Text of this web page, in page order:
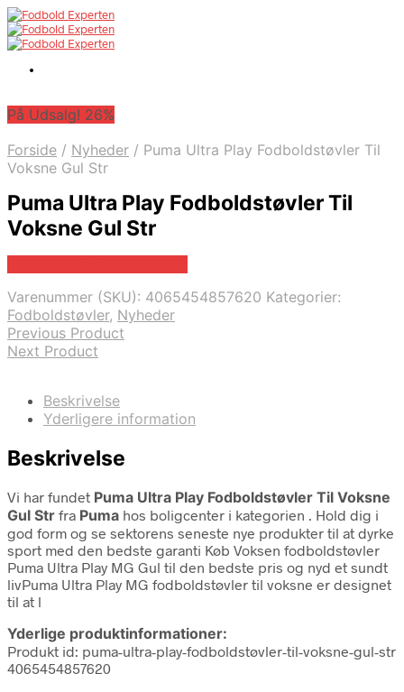
På Udsalg! 26%
Forside / Nyheder / Puma Ultra Play Fodboldstøvler Til
Voksne Gul Str
Puma Ultra Play Fodboldstøvler Til
Voksne Gul Str
Varenummer (SKU): 4065454857620 Kategorier:
Fodboldstøvler, Nyheder
Previous Product
Next Product
Beskrivelse
Yderligere information
Beskrivelse
Vi har fundet Puma Ultra Play Fodboldstøvler Til Voksne
Gul Str fra Puma hos boligcenter i kategorien . Hold dig i
god form og se sektorens seneste nye produkter til at dyrke
sport med den bedste garanti Køb Voksen fodboldstøvler
Puma Ultra Play MG Gul til den bedste pris og nyd et sundt
livPuma Ultra Play MG fodboldstøvler til voksne er designet
til at l
Yderlige produktinformationer:
Produkt id: puma-ultra-play-fodboldstøvler-til-voksne-gul-str
4065454857620